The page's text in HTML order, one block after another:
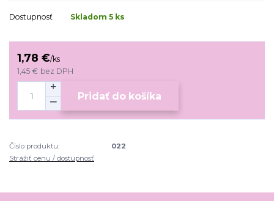
Dostupnosť Skladom 5 ks
1,78 €/ks
1,45 € bez DPH
Pridať do košíka
Číslo produktu:
022
Strážiť cenu / dostupnosť